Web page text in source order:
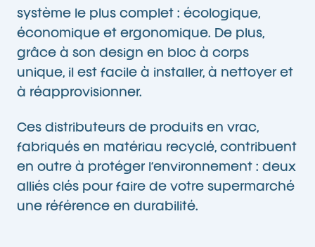
système le plus complet : écologique,
économique et ergonomique. De plus,
grâce à son design en bloc à corps
unique, il est facile à installer, à nettoyer et
à réapprovisionner.
Ces distributeurs de produits en vrac,
fabriqués en matériau recyclé, contribuent
en outre à protéger l’environnement : deux
alliés clés pour faire de votre supermarché
une référence en durabilité.